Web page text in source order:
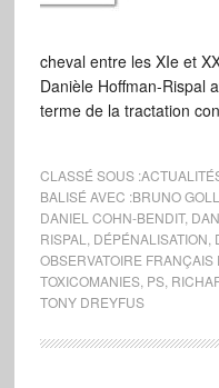
cheval entre les XIe et
Danièle Hoffman-Rispal
terme de la tractation
CLASSÉ SOUS :
BALISÉ AVEC :BRUNO
DANIEL COHN-BENDIT,
RISPAL
DÉPÉNALISATION
OBSERVATOIRE
TOXICOMANIES, PS,
TONY DREYFUS